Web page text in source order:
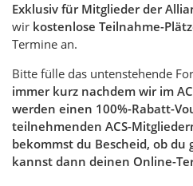
Exklusiv für Mitglieder der
wir kostenlose Teilnahme-
Termine an.
Bitte fülle das untenstehende
immer kurz nachdem wir im
werden einen 100%-Rabatt-
teilnehmenden ACS-
bekommst du Bescheid, ob du
kannst dann deinen Online-